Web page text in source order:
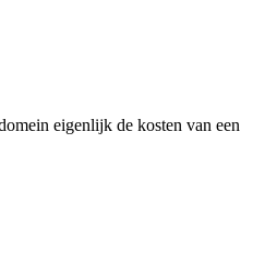
eigenlijk de kosten van een